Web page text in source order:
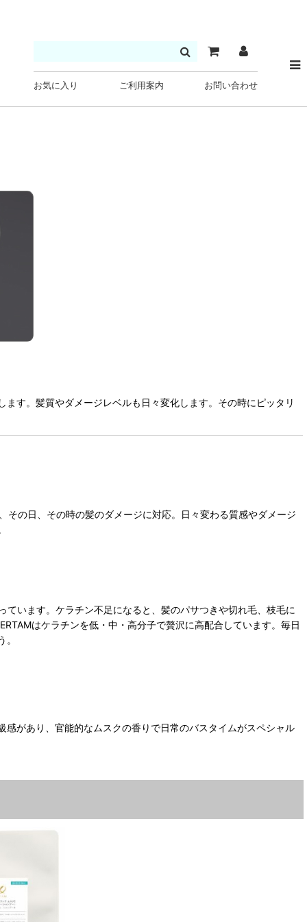
お気に入り ご利用案内 お問い合わせ
す。髪質やダメージレベルも日々変化します。その時にピッタリ
の日、その時の髪のダメージに対応。日々変わる質感やダメージ
います。ケラチン不足になると、髪のパサつきや切れ毛、枝毛に
はケラチンを低・中・高分子で贅沢に高配合しています。毎日
感があり、官能的なムスクの香りで日常のバスタイムがスペシャル